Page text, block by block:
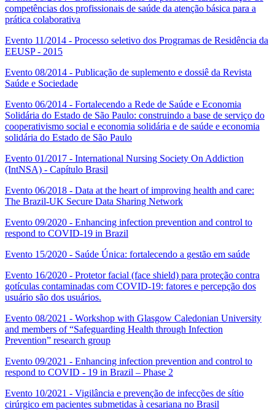
competências dos profissionais de saúde da atenção básica para a
prática colaborativa
Evento 11/2014 - Processo seletivo dos Programas de Residência da
EEUSP - 2015
Evento 08/2014 - Publicação de suplemento e dossiê da Revista
Saúde e Sociedade
Evento 06/2014 - Fortalecendo a Rede de Saúde e Economia
Solidária do Estado de São Paulo: construindo a base de serviço do
cooperativismo social e economia solidária e de saúde e economia
solidária do Estado de São Paulo
Evento 01/2017 - International Nursing Society On Addiction
(IntNSA) - Capítulo Brasil
Evento 06/2018 - Data at the heart of improving health and care:
The Brazil-UK Secure Data Sharing Network
Evento 09/2020 - Enhancing infection prevention and control to
respond to COVID-19 in Brazil
Evento 15/2020 - Saúde Única: fortalecendo a gestão em saúde
Evento 16/2020 - Protetor facial (face shield) para proteção contra
gotículas contaminadas com COVID-19: fatores e percepção dos
usuário são dos usuários.
Evento 08/2021 - Workshop with Glasgow Caledonian University
and members of “Safeguarding Health through Infection
Prevention” research group
Evento 09/2021 - Enhancing infection prevention and control to
respond to COVID - 19 in Brazil – Phase 2
Evento 10/2021 - Vigilância e prevenção de infecções de sítio
cirúrgico em pacientes submetidas à cesariana no Brasil